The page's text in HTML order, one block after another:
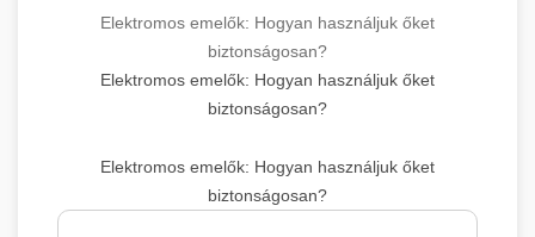
Elektromos emelők: Hogyan használjuk őket
biztonságosan?
Elektromos emelők: Hogyan használjuk őket
biztonságosan?
Elektromos emelők: Hogyan használjuk őket
biztonságosan?